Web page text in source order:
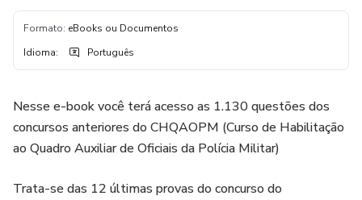
Formato: eBooks ou Documentos
Idioma: Português
Nesse e-book você terá acesso as 1.130 questões dos
concursos anteriores do CHQAOPM (Curso de Habilitação
ao Quadro Auxiliar de Oficiais da Polícia Militar)
Trata-se das 12 últimas provas do concurso do